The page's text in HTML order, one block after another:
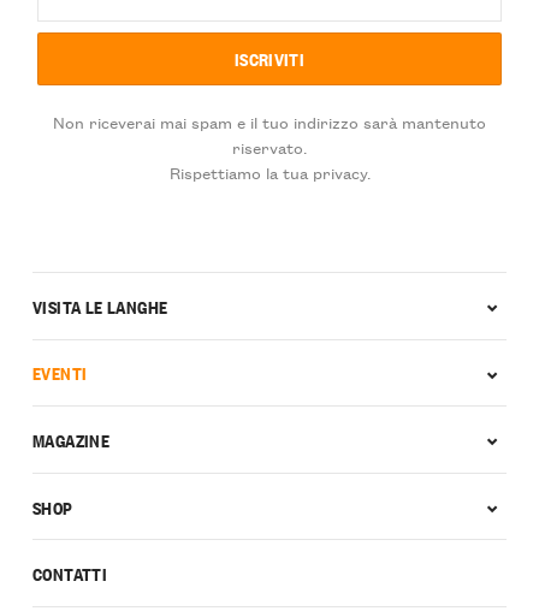
Non riceverai mai spam e il tuo indirizzo sarà mantenuto
riservato.
Rispettiamo la tua privacy.
CONTATTI
VISITA LE LANGHE
EVENTI
MAGAZINE
SHOP